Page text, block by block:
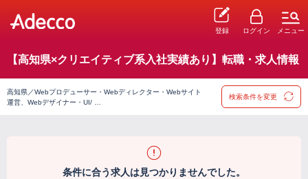
登録 ログイン メニュー
【高知県×クリエイティブ系入社実績あり】転職・求人情報
高知県／Webプロデューサー・Webディレクター・Webサイト
運営、Webデザイナー・UI/ …
検索条件を変更
条件に合う求人は見つかりませんでした。